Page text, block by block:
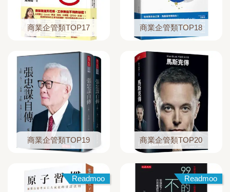
商業企管類TOP17 商業企管類TOP18
商業企管類TOP19 商業企管類TOP20
Readmoo Readmoo